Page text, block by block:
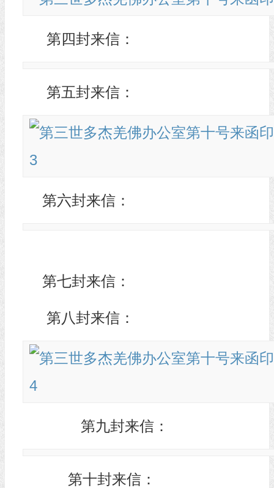
第四封来信：
第五封来信：
第六封来信：
第七封来信：
第八封来信：
第九封来信：
第十封来信：